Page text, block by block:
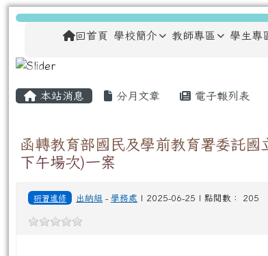
跳至主內容區
龍安國民小學
導覽列回首頁 學校簡介 教師專區 學生專
主內容區域
本站消息 分月文章 電子報列表
函轉教育部國民及學前教育署委託
下午場次)一案
研習進修 出納組 - 學務處 | 2025-06-25 | 點閱數： 205
頁尾區域